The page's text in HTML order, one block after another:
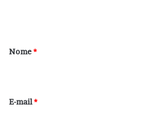
r
*
Nome*
E-mail*